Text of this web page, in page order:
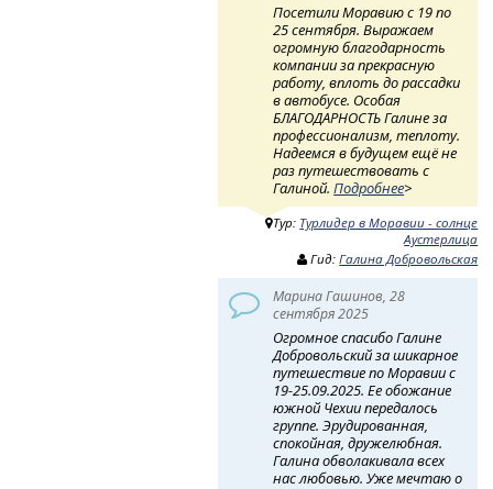
Посетили Моравию с 19 по
25 сентября. Выражаем
огромную благодарность
компании за прекрасную
работу, вплоть до рассадки
в автобусе. Особая
БЛАГОДАРНОСТЬ Галине за
профессионализм, теплоту.
Надеемся в будущем ещё не
раз путешествовать с
Галиной.Подробнее>
Тур: Турлидер в Моравии - солнце
Аустерлица
Гид:Галина Добровольская
Марина Гашинов, 28
сентября 2025
Огромное спасибо Галине
Добровольский за шикарное
путешествие по Моравии с
19-25.09.2025. Ее обожание
южной Чехии передалось
группе. Эрудированная,
спокойная, дружелюбная.
Галина обволакивала всех
нас любовью. Уже мечтаю о